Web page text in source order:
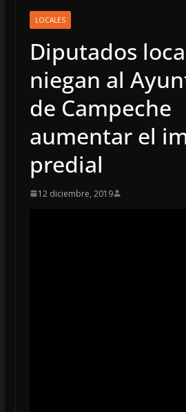
LOCALES
Diputados
niegan al
de Campeche
aumentar el
predial
12 diciembre, 2019